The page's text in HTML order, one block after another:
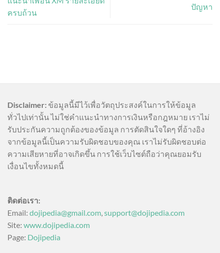
ครบถ้วน
ปัญหา
Disclaimer: ข้อมูลนี้มีไว้เพื่อวัตถุประสงค์ในการให้ข้อมูล
ทั่วไปเท่านั้น ไม่ใช่คำแนะนำทางการเงินหรือกฎหมาย เราไม่
รับประกันความถูกต้องของข้อมูล การตัดสินใจใดๆ ที่อ้างอิง
จากข้อมูลนี้เป็นความรับผิดชอบของคุณ เราไม่รับผิดชอบต่อ
ความเสียหายที่อาจเกิดขึ้น การใช้เว็บไซต์ถือว่าคุณยอมรับ
เงื่อนไขทั้งหมดนี้
ติดต่อเรา:
Email: dojipedia@gmail.com,support@dojipedia.com
Site: www.dojipedia.com
Page: Dojipedia